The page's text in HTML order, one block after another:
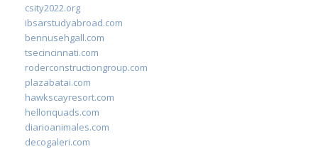
csity2022.org
ibsarstudyabroad.com
bennusehgall.com
tsecincinnati.com
roderconstructiongroup.com
plazabatai.com
hawkscayresort.com
hellonquads.com
diarioanimales.com
decogaleri.com